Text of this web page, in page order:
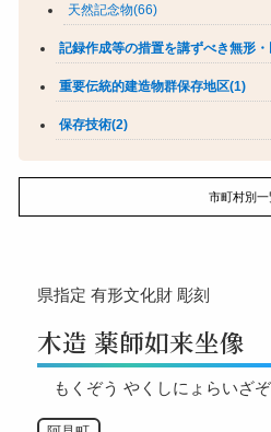
天然記念物(66)
記録作成等の措置を講ずべき無形
重要伝統的建造物群保存地区(1)
保存技術(2)
市町村別一
県指定 有形文化財 彫刻
木造 薬師如来坐像
もくぞう やくしにょらいざぞ